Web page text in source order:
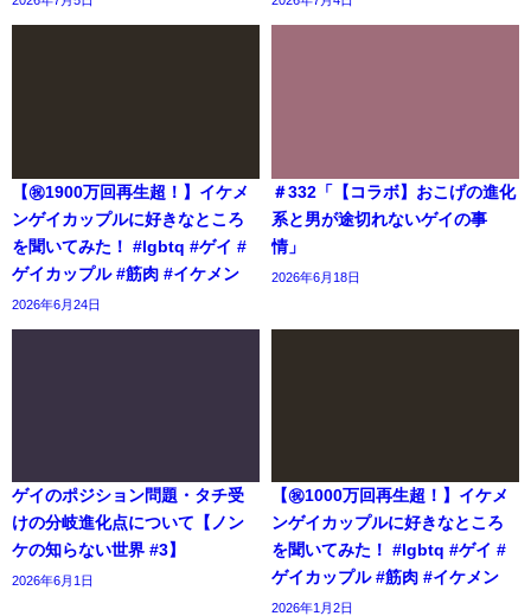
【㊗️1900万回再生超！】イケメ
ンゲイカップルに好きなところ
を聞いてみた！ #lgbtq #ゲイ #
ゲイカップル #筋肉 #イケメン
2026年6月24日
＃332「【コラボ】おこげの進化
系と男が途切れないゲイの事
情」
2026年6月18日
ゲイのポジション問題・タチ受
けの分岐進化点について【ノン
ケの知らない世界 #3】
2026年6月1日
【㊗️1000万回再生超！】イケメ
ンゲイカップルに好きなところ
を聞いてみた！ #lgbtq #ゲイ #
ゲイカップル #筋肉 #イケメン
2026年1月2日